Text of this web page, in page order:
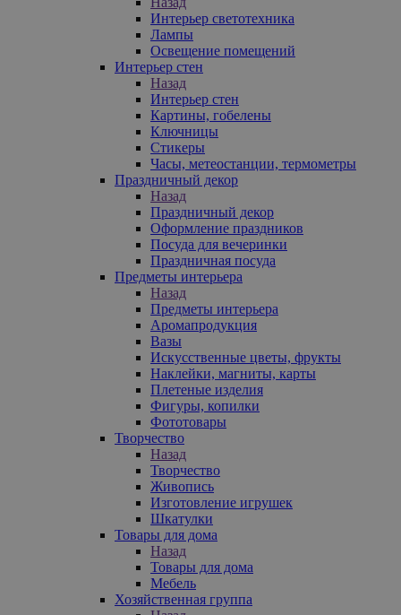
Интерьер светотехника
Лампы
Освещение помещений
Интерьер стен
Назад
Интерьер стен
Картины, гобелены
Ключницы
Стикеры
Часы, метеостанции, термометры
Праздничный декор
Назад
Праздничный декор
Оформление праздников
Посуда для вечеринки
Праздничная посуда
Предметы интерьера
Назад
Предметы интерьера
Аромапродукция
Вазы
Искусственные цветы, фрукты
Наклейки, магниты, карты
Плетеные изделия
Фигуры, копилки
Фототовары
Творчество
Назад
Творчество
Живопись
Изготовление игрушек
Шкатулки
Товары для дома
Назад
Товары для дома
Мебель
Хозяйственная группа